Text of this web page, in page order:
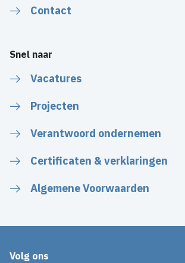
Contact
Snel naar
Vacatures
Projecten
Verantwoord ondernemen
Certificaten & verklaringen
Algemene Voorwaarden
Volg ons